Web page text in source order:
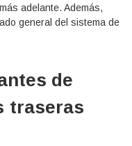
adelante. Además,
general del sistema de
de
traseras